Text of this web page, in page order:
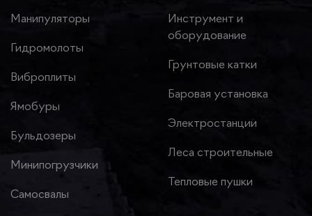
Манипуляторы
Гидромолоты
Виброплиты
Ямобуры
Бульдозеры
Минипогрузчики
Самосвалы
Инструмент и
оборудование
Грунтовые катки
Баровая установка
Электростанции
Леса строительные
Тепловые пушки